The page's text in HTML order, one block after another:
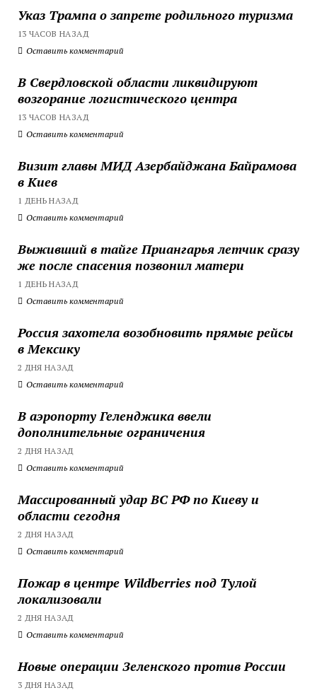
Указ Трампа о запрете родильного туризма
13 ЧАСОВ НАЗАД
Оставить комментарий
В Свердловской области ликвидируют
возгорание логистического центра
13 ЧАСОВ НАЗАД
Оставить комментарий
Визит главы МИД Азербайджана Байрамова
в Киев
1 ДЕНЬ НАЗАД
Оставить комментарий
Выживший в тайге Приангарья летчик сразу
же после спасения позвонил матери
1 ДЕНЬ НАЗАД
Оставить комментарий
Россия захотела возобновить прямые рейсы
в Мексику
2 ДНЯ НАЗАД
Оставить комментарий
В аэропорту Геленджика ввели
дополнительные ограничения
2 ДНЯ НАЗАД
Оставить комментарий
Массированный удар ВС РФ по Киеву и
области сегодня
2 ДНЯ НАЗАД
Оставить комментарий
Пожар в центре Wildberries под Тулой
локализовали
2 ДНЯ НАЗАД
Оставить комментарий
Новые операции Зеленского против России
3 ДНЯ НАЗАД